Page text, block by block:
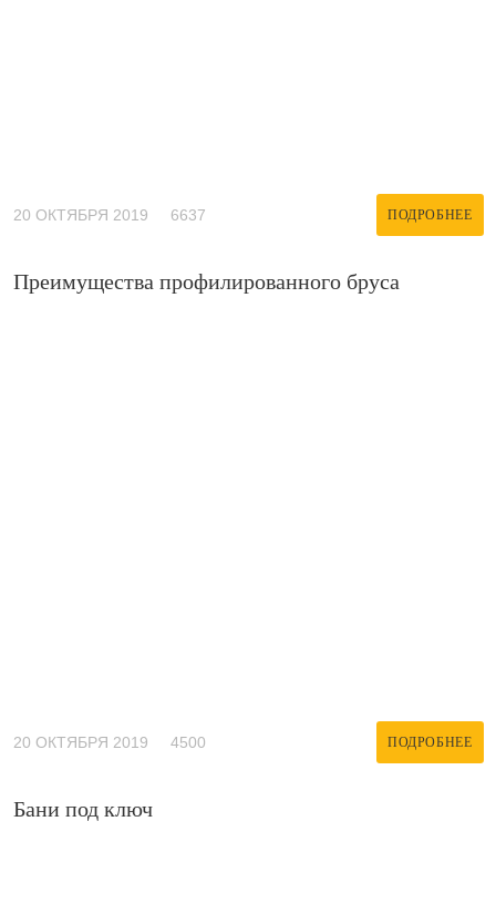
20 ОКТЯБРЯ 2019 6637 ПОДРОБНЕЕ
Преимущества профилированного бруса
20 ОКТЯБРЯ 2019 4500 ПОДРОБНЕЕ
Бани под ключ